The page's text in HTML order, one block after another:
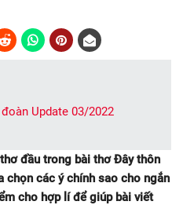
Update 03/2022
đầu trong bài thơ Đây thôn
chọn các ý chính sao cho ngắn
cho hợp lí để giúp bài viết